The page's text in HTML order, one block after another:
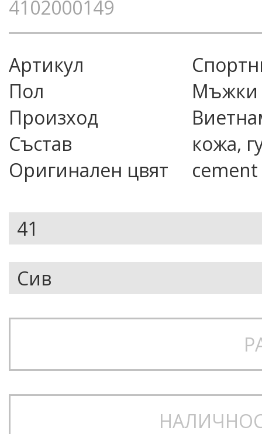
4102000149
Артикул
Пол
Мъжки
Произход
Състав
кожа,
Оригинален цвят
cement